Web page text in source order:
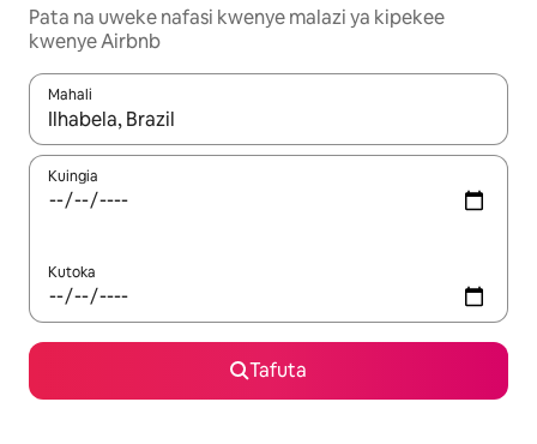
Pata na uweke nafasi kwenye malazi ya kipekee
kwenye Airbnb
Mahali
Wakati matokeo yanapatikana, vinjari kwa kutumia vitufe vya
Kuingia
Kutoka
Tafuta